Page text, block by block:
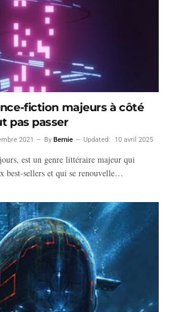
fiction majeurs à côté
pas passer
2021 By Bernie Updated: 10 avril 2025
est un genre littéraire majeur qui
best-sellers et qui se renouvelle…